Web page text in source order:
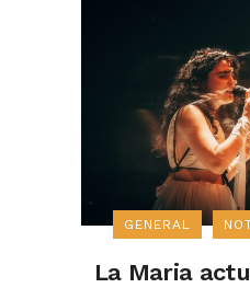
GENERAL
La Maria